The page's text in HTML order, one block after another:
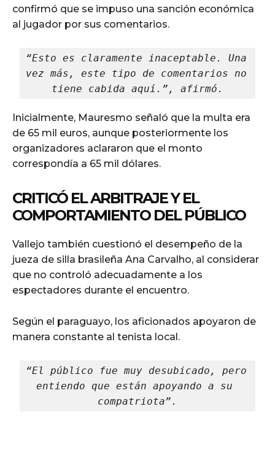
confirmó que se impuso una sanción económica
al jugador por sus comentarios.
“Esto es claramente inaceptable. Una
vez más, este tipo de comentarios no
tiene cabida aquí.”, afirmó.
Inicialmente, Mauresmo señaló que la multa era
de 65 mil euros, aunque posteriormente los
organizadores aclararon que el monto
correspondía a 65 mil dólares.
CRITICÓ EL ARBITRAJE Y EL
COMPORTAMIENTO DEL PÚBLICO
Vallejo también cuestionó el desempeño de la
jueza de silla brasileña Ana Carvalho, al considerar
que no controló adecuadamente a los
espectadores durante el encuentro.
Según el paraguayo, los aficionados apoyaron de
manera constante al tenista local.
“El público fue muy desubicado, pero
entiendo que están apoyando a su
compatriota”.